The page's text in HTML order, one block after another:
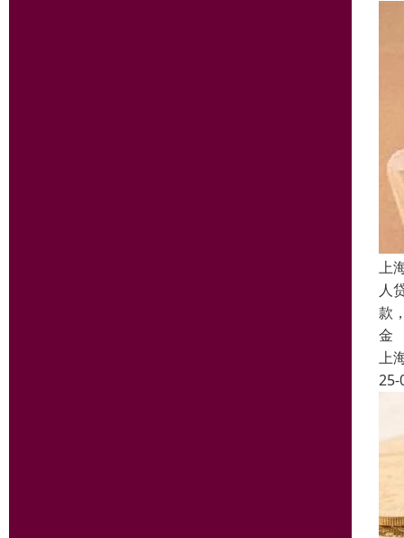
上
人
款
金
上
25-